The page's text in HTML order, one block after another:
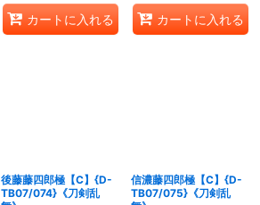
カートに入れる カートに入れる
後藤藤四郎極【C】{D-
TB07/074}《刀剣乱
信濃藤四郎極【C】{D-
TB07/075}《刀剣乱